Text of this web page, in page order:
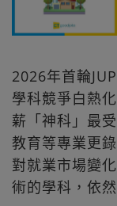
2026年首輪
學科競爭白熱
薪「神科」最
教育等專業更
對就業市場變
術的學科，依